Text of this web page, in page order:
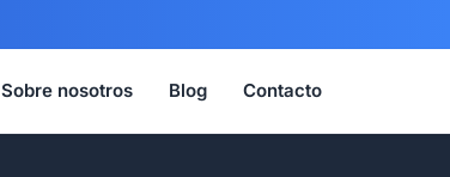
Sobre nosotros Blog Contacto